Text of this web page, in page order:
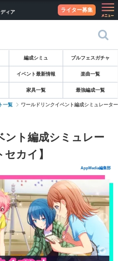
ィア
ライター募集
編成シミュ ブルフェスガチャ
イベント最新情報 楽曲一覧
家具一覧 最強編成一覧
一覧 ワールドリンクイベント編成シミュレータ
ント編成シミュレー
カイ】
AppMedia編集部